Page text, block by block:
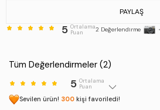
PAYLAŞ
5 Ortalama
Puan
2 Değerlendirme •
Tüm Değerlendirmeler (2)
5 Ortalama
Puan
Sevilen ürün! 300 kişi favoriledi!